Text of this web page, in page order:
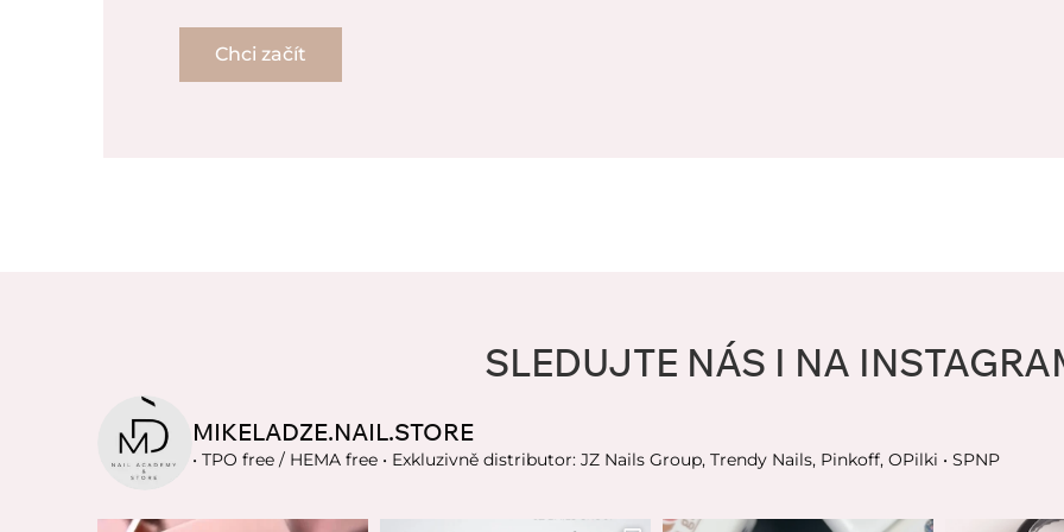
Chci začít
SLEDUJTE NÁS I NA
MIKELADZE.NAIL.STORE
• TPO free / HEMA free • Exkluzivně distributor: JZ Nails Group, Trendy Nails, Pinkoff, OPilki • SPNP